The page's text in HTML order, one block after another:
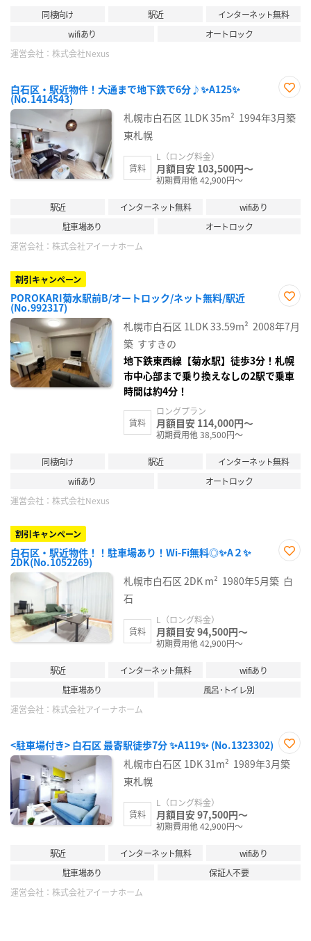
同棲向け 駅近
インターネット無料
wifiあり
オートロック
運営会社： 株式会社Nexus
白石区・駅近物件！大通まで地下鉄で6分♪✨A125✨
(No.1414543)
に入
り登
札幌市白石区 1LDK35m² 1994年3月築
東札幌
賃料
L（ロング料金）
月額目安 103,500円～
初期費用他 42,900円～
駅近 インターネット無料
wifiあり
駐車場あり
オートロック
運営会社： 株式会社アイーナホーム
割引キャンペーン
POROKARI菊水駅前B/オートロック/ネット無料/駅近
(No.992317)
に入
り登
札幌市白石区 1LDK33.59m² 2008年7月
築 すすきの
地下鉄東西線【菊水駅】徒歩3分！札幌
市中心部まで乗り換えなしの2駅で乗車
時間は約4分！
賃料
ロングプラン
月額目安 114,000円～
初期費用他 38,500円～
同棲向け 駅近
インターネット無料
wifiあり
オートロック
運営会社： 株式会社Nexus
割引キャンペーン
白石区・駅近物件！！駐車場あり！Wi-Fi無料◎✨A２✨
2DK(No.1052269)
に入
り登
札幌市白石区 2DK m² 1980年5月築 白
石
賃料
L（ロング料金）
月額目安 94,500円～
初期費用他 42,900円～
駅近 インターネット無料
wifiあり
駐車場あり
風呂･トイレ別
運営会社： 株式会社アイーナホーム
<駐車場付き> 白石区 最寄駅徒歩7分 ✨A119✨ (No.1323302)
お気
に入
札幌市白石区 1DK31m² 1989年3月築
東札幌
賃料
L（ロング料金）
月額目安 97,500円～
初期費用他 42,900円～
駅近 インターネット無料
wifiあり
駐車場あり
保証人不要
運営会社： 株式会社アイーナホーム